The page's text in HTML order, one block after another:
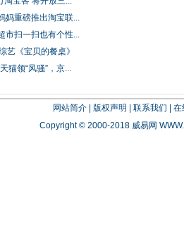
妈重磅推出淘宝联...
市扫一扫也有个性...
艺《宝贝的餐桌》
猫领“风骚”，京...
网站简介| 版权声明 联系我们
在
Copyright © 2000-2018 威易网 WWW.